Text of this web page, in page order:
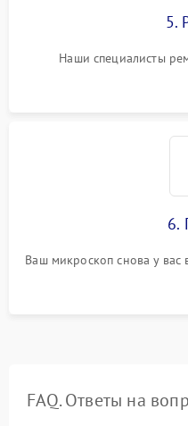
5.
Наши специалисты
6.
Ваш микроскоп снова у вас
FAQ. Ответы на